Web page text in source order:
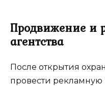
Продвижение и
агентства
После открытия
провести